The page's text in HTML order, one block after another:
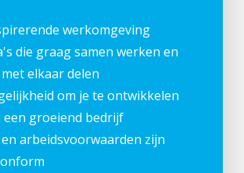
werkomgeving
die graag samen werken en
elkaar delen
om je te ontwikkelen
een groeiend bedrijf
arbeidsvoorwaarden zijn